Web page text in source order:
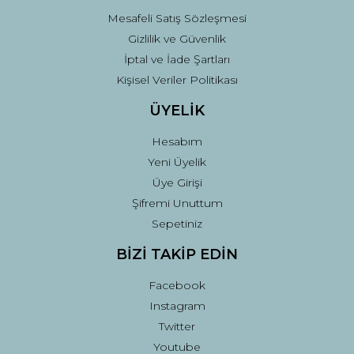
Mesafeli Satış Sözleşmesi
Gizlilik ve Güvenlik
İptal ve İade Şartları
Kişisel Veriler Politikası
ÜYELİK
Hesabım
Yeni Üyelik
Üye Girişi
Şifremi Unuttum
Sepetiniz
BİZİ TAKİP EDİN
Facebook
Instagram
Twitter
Youtube